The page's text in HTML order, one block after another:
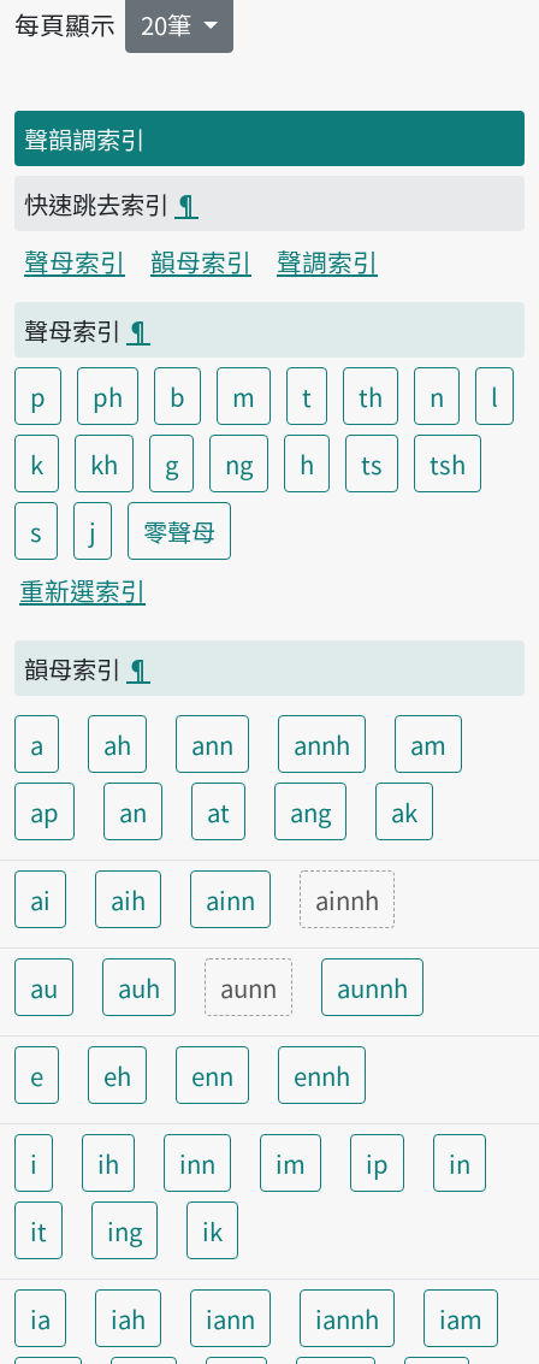
每頁顯示 20筆
聲韻調索引
快速跳去索引 ¶
聲母索引
韻母索引
聲調索引
聲母索引 ¶
p
ph b m t th n
l
k
kh g ng h ts
tsh
s
j
零聲母
重新選索引
韻母索引 ¶
a ah ann annh
am
ap
an at ang ak
ai aih ainn ainnh
au auh aunn aunnh
e eh enn ennh
i ih inn im ip
in
it
ing ik
ia iah iann iannh
iam